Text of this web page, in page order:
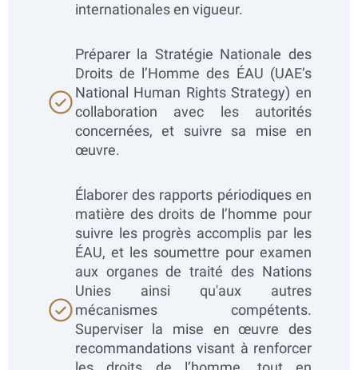
internationales en vigueur.
Préparer la Stratégie Nationale des
Droits de l’Homme des ÉAU (UAE’s
National Human Rights Strategy) en
collaboration avec les autorités
concernées, et suivre sa mise en
œuvre.
Élaborer des rapports périodiques en
matière des droits de l’homme pour
suivre les progrès accomplis par les
ÉAU, et les soumettre pour examen
aux organes de traité des Nations
Unies ainsi qu'aux autres
mécanismes compétents.
Superviser la mise en œuvre des
recommandations visant à renforcer